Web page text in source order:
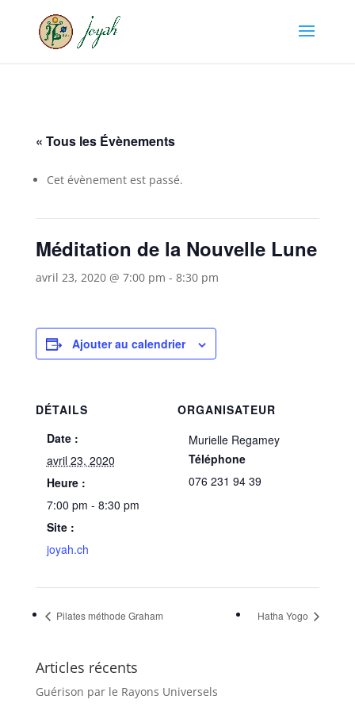
« Tous les Évènements
Cet évènement est passé.
Méditation de la Nouvelle Lune
avril 23, 2020 @ 7:00 pm - 8:30 pm
Ajouter au calendrier
DÉTAILS
Date :
avril 23, 2020
Heure :
7:00 pm - 8:30 pm
Site :
joyah.ch
ORGANISATEUR
Murielle Regamey
Téléphone
076 231 94 39
Pilates méthode Graham Hatha Yogo
Articles récents
Guérison par le Rayons Universels